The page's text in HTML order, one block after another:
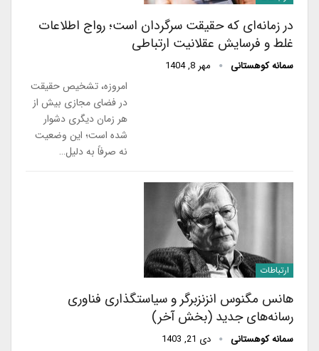
در زمانه‌ای که حقیقت سرگردان است؛ رواج اطلاعات
غلط و فرسایش عقلانیت ارتباطی
سمانه کوهستانی مهر 8, 1404
امروزه، تشخیص حقیقت
در فضای مجازی بیش از
هر زمان دیگری دشوار
شده است؛ این وضعیت
نه صرفاً به دلیل…
ارتباطات
هانس مگنوس انزنزبرگر و سیاستگذاری فناوری
رسانه‌های جدید (بخش آخر)
سمانه کوهستانی دی 21, 1403